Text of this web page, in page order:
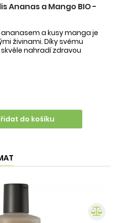
Ananas a Mango BIO -
a kusy manga je
živinami. Díky svému
nahradí zdravou
do košíku